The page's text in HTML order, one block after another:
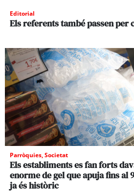
Editorial
Els referents també passen per
Parròquies,Societat
Els establiments es fan forts
enorme de gel que apuja fins al
ja és històric